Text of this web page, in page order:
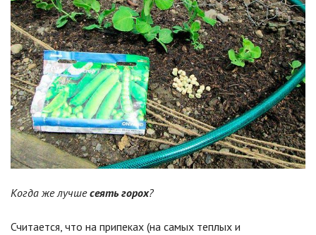
Когда же лучшесеять горох?
Считается, что на припеках (на самых теплых и